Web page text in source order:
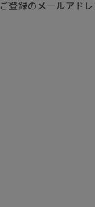
ご登録のメールアド